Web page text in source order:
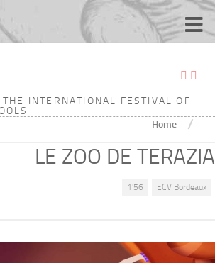
THE INTERNATIONAL FESTIVAL OF
Home /
LE ZOO DE TERAZIA
1'56 ECV Bordeaux